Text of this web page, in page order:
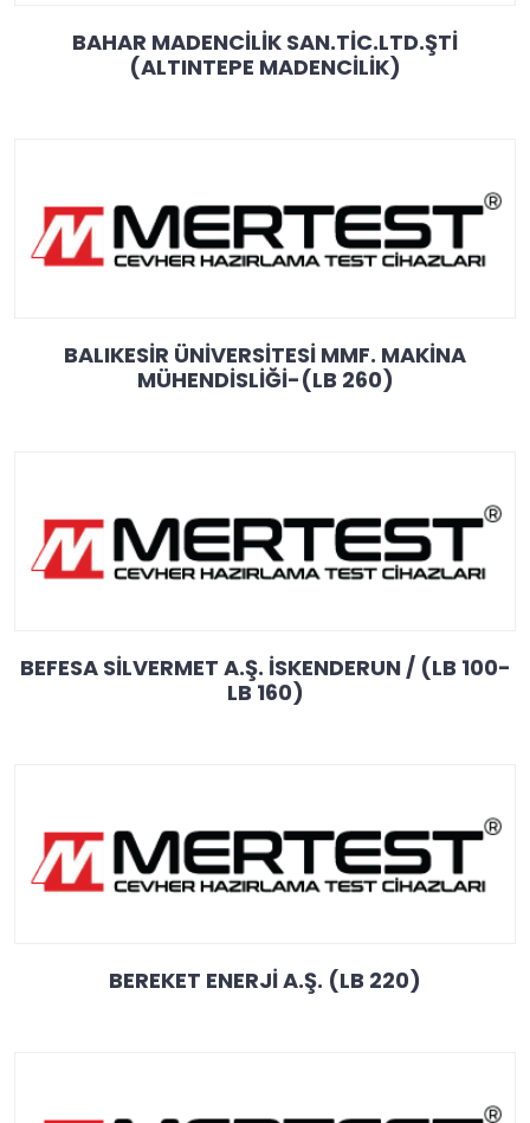
BAHAR MADENCİLİK SAN.TİC.LTD.ŞTİ
(ALTINTEPE MADENCİLİK)
BALIKESİR ÜNİVERSİTESİ MMF. MAKİNA
MÜHENDİSLİĞİ-(LB 260)
BEFESA SİLVERMET A.Ş. İSKENDERUN / (LB 100-
LB 160)
BEREKET ENERJİ A.Ş. (LB 220)